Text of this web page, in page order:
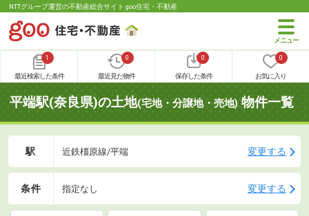
NTTグループ運営の不動産総合サイト goo住宅・不動産
1
最近検索した条件
0
最近見た物件
0
保存した条件
0
お気に入り
平端駅(奈良県)の土地(宅地・分譲地・売地) 物件一覧
駅 近鉄橿原線/平端 変更する
条件 指定なし 変更する